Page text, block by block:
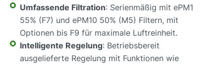
Umfassende Filtration: Serienmäßig mit ePM1
55% (F7) und ePM10 50% (M5) Filtern, mit
Optionen bis F9 für maximale Luftreinheit.
Intelligente Regelung: Betriebsbereit
ausgelieferte Regelung mit Funktionen wie